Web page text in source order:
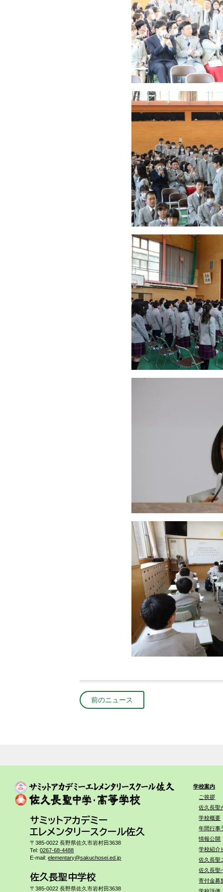
前のニュース
サミットアカデミー
エレメンタリースクール佐久
〒385-0022 長野県佐久市岩村田3638
Tel:0267-68-4488
E-mail:elementary@sakuchosei.ed.jp
佐久長聖中学校
〒385-0022 長野県佐久市岩村田3638
学校案内
ご挨拶
佐久長聖
学校概要
年間行事
情報公開
学校紹介
佐久長聖
佐久長聖
寄付金募